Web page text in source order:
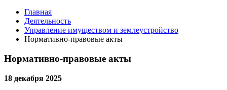
Главная
Деятельность
Управление имуществом и землеустройство
Нормативно-правовые акты
Нормативно-правовые акты
18 декабря 2025